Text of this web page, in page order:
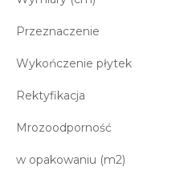
Przeznaczenie
Wykończenie płytek
Rektyfikacja
Mrozoodporność
w opakowaniu (m2)